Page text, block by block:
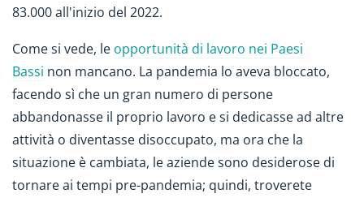
83.000 all'inizio del 2022.
Come si vede, le opportunità di lavoro nei Paesi
Bassi non mancano. La pandemia lo aveva bloccato,
facendo sì che un gran numero di persone
abbandonasse il proprio lavoro e si dedicasse ad altre
attività o diventasse disoccupato, ma ora che la
situazione è cambiata, le aziende sono desiderose di
tornare ai tempi pre-pandemia; quindi, troverete